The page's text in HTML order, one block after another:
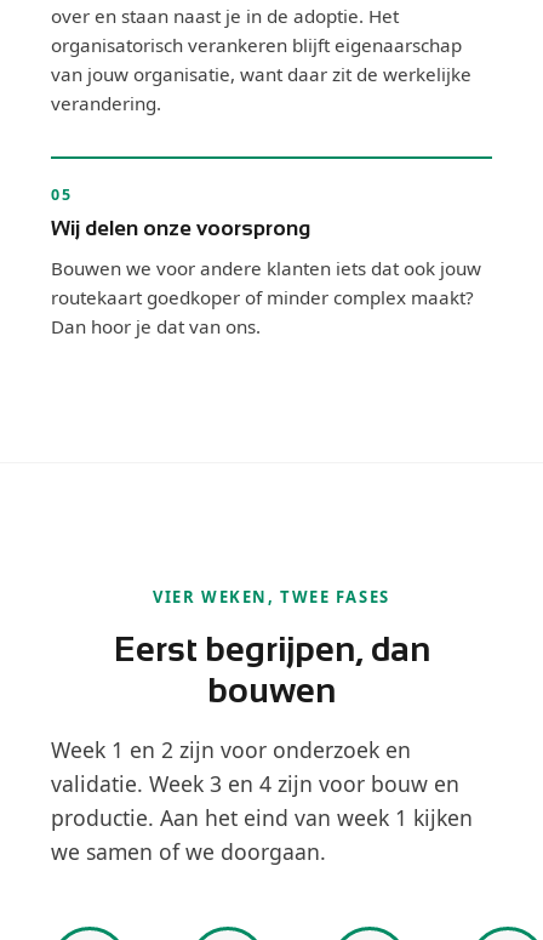
over en staan naast je in de adoptie. Het
organisatorisch verankeren blijft eigenaarschap
van jouw organisatie, want daar zit de werkelijke
verandering.
05
Wij delen onze voorsprong
Bouwen we voor andere klanten iets dat ook jouw
routekaart goedkoper of minder complex maakt?
Dan hoor je dat van ons.
VIER WEKEN, TWEE FASES
Eerst begrijpen, dan
bouwen
Week 1 en 2 zijn voor onderzoek en
validatie. Week 3 en 4 zijn voor bouw en
productie. Aan het eind van week 1 kijken
we samen of we doorgaan.